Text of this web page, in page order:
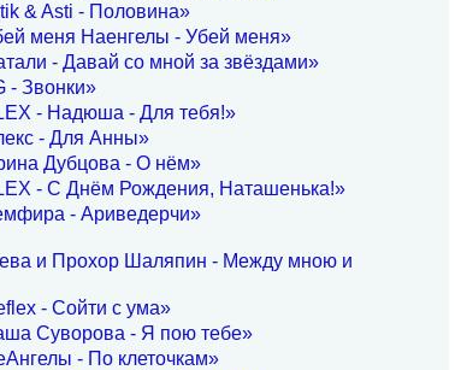
& Asti - Половина»
меня Наенгелы - Убей меня»
- Давай со мной за звёздами»
- Звонки»
- Надюша - Для тебя!»
- Для Анны»
Дубцова - О нём»
- С Днём Рождения, Наташенька!»
- Ариведерчи»
и Прохор Шаляпин - Между мною и
- Сойти с ума»
Суворова - Я пою тебе»
- По клеточкам»